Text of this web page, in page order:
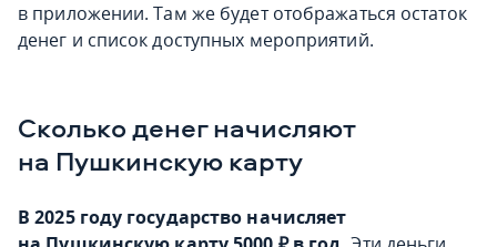
в приложении. Там же будет отображаться остаток
денег и список доступных мероприятий.
Сколько денег начисляют
на Пушкинскую карту
В 2025 году государство начисляет